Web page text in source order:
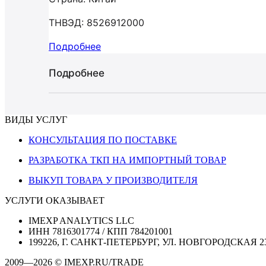
ТНВЭД: 8526912000
Подробнее
Подробнее
ВИДЫ УСЛУГ
КОНСУЛЬТАЦИЯ ПО ПОСТАВКЕ
РАЗРАБОТКА ТКП НА ИМПОРТНЫЙ ТОВАР
ВЫКУП ТОВАРА У ПРОИЗВОДИТЕЛЯ
УСЛУГИ ОКАЗЫВАЕТ
IMEXP ANALYTICS LLC
ИНН 7816301774 / КПП 784201001
199226, Г. САНКТ-ПЕТЕРБУРГ, УЛ. НОВГОРОДСКАЯ
2009—2026 © IMEXP.RU/TRADE